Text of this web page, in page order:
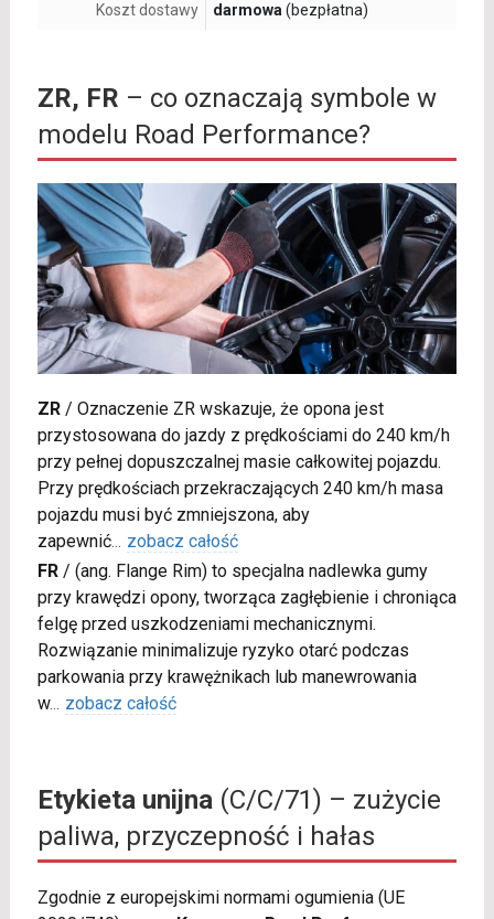
Koszt dostawy darmowa (bezpłatna)
ZR, FR – co oznaczają symbole w
modelu Road Performance?
ZR/ Oznaczenie ZR wskazuje, że opona jest
przystosowana do jazdy z prędkościami do 240 km/h
przy pełnej dopuszczalnej masie całkowitej pojazdu.
Przy prędkościach przekraczających 240 km/h masa
pojazdu musi być zmniejszona, aby
zapewnić... zobacz całość
FR/ (ang. Flange Rim) to specjalna nadlewka gumy
przy krawędzi opony, tworząca zagłębienie i chroniąca
felgę przed uszkodzeniami mechanicznymi.
Rozwiązanie minimalizuje ryzyko otarć podczas
parkowania przy krawężnikach lub manewrowania
w... zobacz całość
Etykieta unijna(C/C/71) – zużycie
paliwa, przyczepność i hałas
Zgodnie z europejskimi normami ogumienia (UE